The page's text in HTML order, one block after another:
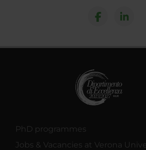
PhD programmes
Jobs & Vacancies at Verona